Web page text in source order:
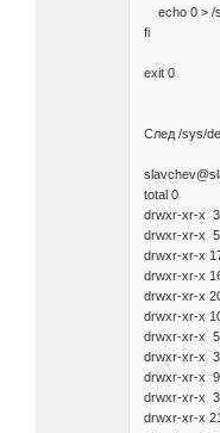
echo 0 > /
fi
exit 0
След /sys/
total 0
drwxr-xr-x 3
drwxr-xr-x 5
drwxr-xr-x
drwxr-xr-x
drwxr-xr-x
drwxr-xr-x
drwxr-xr-x 5
drwxr-xr-x 3
drwxr-xr-x 9
drwxr-xr-x 3
drwxr-xr-x